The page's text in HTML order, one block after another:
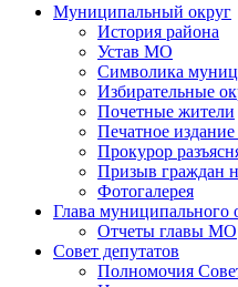
Муниципальный округ
История района
Устав МО
Символика
Избирательные
Почетные жители
Печатное
Прокурор
Призыв граждан
Фотогалерея
Глава муниципального
Отчеты главы МО
Совет депутатов
Полномочия